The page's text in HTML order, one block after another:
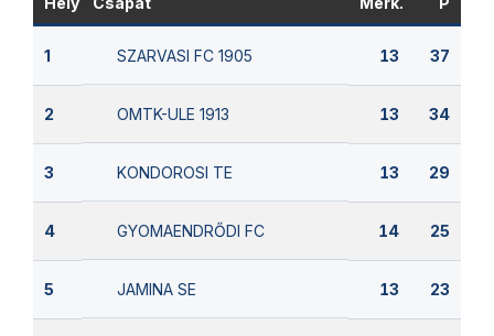
1 SZARVASI FC 1905 13 37
2 OMTK-ULE 1913 13 34
3 KONDOROSI TE 13 29
4 GYOMAENDRŐDI FC 14 25
5 JAMINA SE 13 23